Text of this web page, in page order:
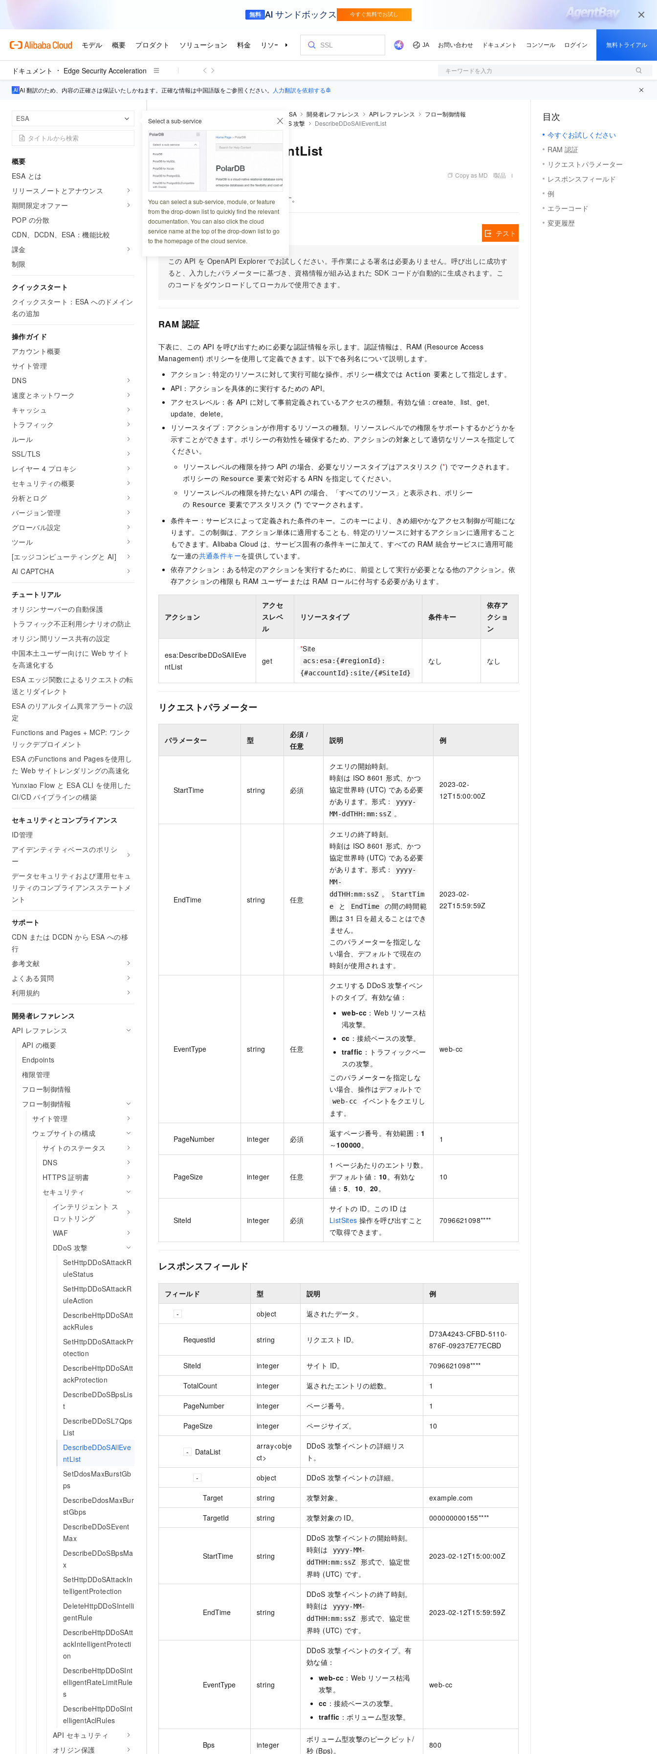
ドキュメント Edge Security Acceleration キーワードを入力
AI 翻訳のため、内容の正確さは保証いたしかねます。正確な情報は中国語版をご参照ください。 人力翻訳を依頼する
ESA Select a sub-service
You can select a sub-service, module, or feature
from the drop-down list to quickly find the relevant
documentation. You can also click the cloud
service name at the top of the drop-down list to go
to the homepage of the cloud service.
概要
ESA とは
リリースノートとアナウンス
期間限定オファー
POP の分散
CDN、DCDN、ESA：機能比較
課金
制限
クイックスタート
クイックスタート：ESA へのドメイン
名の追加
操作ガイド
アカウント概要
サイト管理
DNS
速度とネットワーク
キャッシュ
トラフィック
ルール
SSL/TLS
レイヤー 4 プロキシ
セキュリティの概要
分析とログ
バージョン管理
グローバル設定
ツール
[エッジコンピューティングと AI]
AI CAPTCHA
チュートリアル
オリジンサーバーの自動保護
トラフィック不正利用シナリオの防止
オリジン間リソース共有の設定
中国本土ユーザー向けに Web サイト
を高速化する
ESA エッジ関数によるリクエストの転
送とリダイレクト
ESA のリアルタイム異常アラートの設
定
Functions and Pages + MCP: ワンク
リックデプロイメント
ESA のFunctions and Pagesを使用し
た Web サイトレンダリングの高速化
Yunxiao Flow と ESA CLI を使用した
CI/CD パイプラインの構築
セキュリティとコンプライアンス
ID管理
アイデンティティベースのポリシ
ー
データセキュリティおよび運用セキュ
リティのコンプライアンスステートメ
ント
サポート
CDN または DCDN から ESA への移
行
参考文献
よくある質問
利用規約
開発者レファレンス
API レファレンス
API の概要
Endpoints
権限管理
フロー制御情報
フロー制御情報
サイト管理
ウェブサイトの構成
サイトのステータス
DNS
HTTPS 証明書
セキュリティ
インテリジェント ス
ロットリング
WAF
DDoS 攻撃
SetHttpDDoSAttackR
uleStatus
SetHttpDDoSAttackR
uleAction
DescribeHttpDDoSAtt
ackRules
SetHttpDDoSAttackPr
otection
DescribeHttpDDoSAtt
ackProtection
DescribeDDoSBpsLis
t
DescribeDDoSL7Qps
List
DescribeDDoSAllEve
ntList
SetDdosMaxBurstGb
ps
DescribeDdosMaxBur
stGbps
DescribeDDoSEvent
Max
DescribeDDoSBpsMa
x
SetHttpDDoSAttackIn
telligentProtection
DeleteHttpDDoSIntelli
gentRule
DescribeHttpDDoSAtt
ackIntelligentProtecti
on
DescribeHttpDDoSInt
elligentRateLimitRule
s
DescribeHttpDDoSInt
elligentAclRules
API セキュリティ
オリジン保護
ESA 開発者レファレンス API レファレンス
フロー制御情報
ウェブサイトの構成
DDoS 攻撃 DescribeDDoSAllEventList
DescribeDDoSAllEventList
更新日時 Copy as MD 製品
DDoS 攻撃イベントのリストを取得します。
今すぐお試しください
この API を OpenAPI Explorer でお試しください。手作業による署名は必要ありません。呼び出しに成功す
ると、入力したパラメーターに基づき、資格情報が組み込まれた SDK コードが自動的に生成されます。こ
のコードをダウンロードしてローカルで使用できます。
テスト
RAM 認証
下表に、この API を呼び出すために必要な認証情報を示します。認証情報は、RAM (Resource Access
Management) ポリシーを使用して定義できます。以下で各列名について説明します。
アクション：特定のリソースに対して実行可能な操作。ポリシー構文では Action 要素として指定します。
API：アクションを具体的に実行するための API。
アクセスレベル：各 API に対して事前定義されているアクセスの種類。有効な値：create、list、get、
update、delete。
リソースタイプ：アクションが作用するリソースの種類。リソースレベルでの権限をサポートするかどうかを
示すことができます。ポリシーの有効性を確保するため、アクションの対象として適切なリソースを指定して
ください。
リソースレベルの権限を持つ API の場合、必要なリソースタイプはアスタリスク (*) でマークされます。
ポリシーの Resource 要素で対応する ARN を指定してください。
リソースレベルの権限を持たない API の場合、「すべてのリソース」と表示され、ポリシー
の Resource 要素でアスタリスク (*) でマークされます。
条件キー：サービスによって定義された条件のキー。このキーにより、きめ細やかなアクセス制御が可能にな
ります。この制御は、アクション単体に適用することも、特定のリソースに対するアクションに適用すること
もできます。Alibaba Cloud は、サービス固有の条件キーに加えて、すべての RAM 統合サービスに適用可能
な一連の共通条件キーを提供しています。
依存アクション：ある特定のアクションを実行するために、前提として実行が必要となる他のアクション。依
存アクションの権限も RAM ユーザーまたは RAM ロールに付与する必要があります。
アクション
アクセ
スレベ
ル
リソースタイプ 条件キー
依存ア
クショ
ン
esa:DescribeDDoSAllEve
ntList
get
*Site
acs:esa:{#regionId}:
{#accountId}:site/{#SiteId}
なし なし
リクエストパラメーター
パラメーター 型
必須 /
任意
説明 例
StartTime string 必須
クエリの開始時刻。
時刻は ISO 8601 形式、かつ
協定世界時 (UTC) である必要
があります。形式：
yyyy-
MM-ddTHH:mm:ssZ 。
2023-02-
12T15:00:00Z
EndTime string 任意
クエリの終了時刻。
時刻は ISO 8601 形式、かつ
協定世界時 (UTC) である必要
があります。形式：
yyyy-
MM-
ddTHH:mm:ssZ 。
StartTim
e
と EndTime
の間の時間範
囲は 31 日を超えることはでき
ません。
このパラメーターを指定しな
い場合、デフォルトで現在の
時刻が使用されます。
2023-02-
22T15:59:59Z
EventType string 任意
クエリする DDoS 攻撃イベン
トのタイプ。有効な値：
web-cc ：Web リソース枯
渇攻撃。
cc ：接続ベースの攻撃。
traffic ：トラフィックベー
スの攻撃。
このパラメーターを指定しな
い場合、操作はデフォルトで
web-cc
イベントをクエリし
ます。
web-cc
PageNumber integer 必須
返すページ番号。有効範囲： 1
～ 100000。
1
PageSize integer 任意
1 ページあたりのエントリ数。
デフォルト値： 10。有効な
値： 5、 10、 20。
10
SiteId integer 必須
サイトの ID。この ID は
ListSites 操作を呼び出すこと
で取得できます。
7096621098****
レスポンスフィールド
フィールド 型 説明 例
object 返されたデータ。
RequestId string リクエスト ID。
D73A4243-CFBD-5110-
876F-09237E77ECBD
SiteId integer サイト ID。 7096621098****
TotalCount integer 返されたエントリの総数。 1
PageNumber integer ページ番号。 1
PageSize integer ページサイズ。 10
DataList
array<obje
ct>
DDoS 攻撃イベントの詳細リス
ト。
object DDoS 攻撃イベントの詳細。
Target string 攻撃対象。 example.com
TargetId string 攻撃対象の ID。 000000000155****
StartTime string
DDoS 攻撃イベントの開始時刻。
時刻は
yyyy-MM-
ddTHH:mm:ssZ
形式で、協定世
界時 (UTC) です。
2023-02-12T15:00:00Z
EndTime string
DDoS 攻撃イベントの終了時刻。
時刻は
yyyy-MM-
ddTHH:mm:ssZ
形式で、協定世
界時 (UTC) です。
2023-02-12T15:59:59Z
EventType string
DDoS 攻撃イベントのタイプ。有
効な値：
web-cc ：Web リソース枯渇
攻撃。
cc ：接続ベースの攻撃。
traffic ：ボリューム型攻撃。
web-cc
Bps integer
ボリューム型攻撃のピークビット/
秒 (Bps)。
800
目次
今すぐお試しください
RAM 認証
リクエストパラメーター
レスポンスフィールド
例
エラーコード
変更履歴